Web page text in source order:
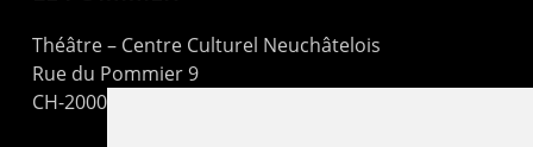
Théâtre – Centre Culturel Neuchâtelois
Rue du Pommier 9
CH-2000 Neuchâtel